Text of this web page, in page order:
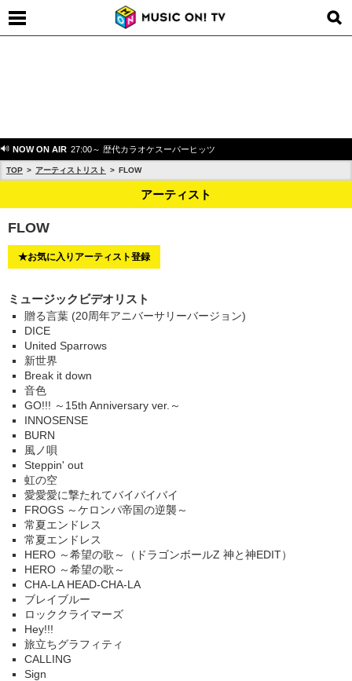
NOW ON AIR 27:00～ 歴代カラオケスーパーヒッツ
TOP アーティストリスト FLOW
アーティスト
FLOW
★お気に入りアーティスト登録
ミュージックビデオリスト
贈る言葉 (20周年アニバーサリーバージョン)
DICE
United Sparrows
新世界
Break it down
音色
GO!!! ～15th Anniversary ver.～
INNOSENSE
BURN
風ノ唄
Steppin' out
虹の空
愛愛愛に撃たれてバイバイバイ
FROGS ～ケロンパ帝国の逆襲～
常夏エンドレス
常夏エンドレス
HERO ～希望の歌～（ドラゴンボールZ 神と神EDIT）
HERO ～希望の歌～
CHA-LA HEAD-CHA-LA
ブレイブルー
ロッククライマーズ
Hey!!!
旅立ちグラフィティ
CALLING
Sign